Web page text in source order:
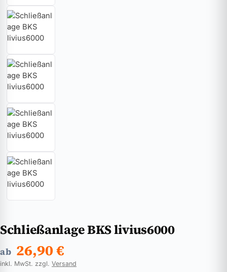
Schließanlage BKS livius6000
ab 26,90€
inkl. MwSt. zzgl. Versand